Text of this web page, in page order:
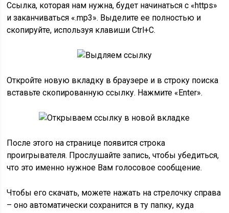
Ссылка, которая нам нужна, будет начинаться с «https»
и заканчиваться «.mp3». Выделите ее полностью и
скопируйте, используя клавиши Ctrl+C.
Откройте новую вкладку в браузере и в строку поиска
вставьте скопированную ссылку. Нажмите «Enter».
После этого на странице появится строка
проигрывателя. Прослушайте запись, чтобы убедиться,
что это именно нужное Вам голосовое сообщение.
Чтобы его скачать, можете нажать на стрелочку справа
– оно автоматически сохранится в ту папку, куда